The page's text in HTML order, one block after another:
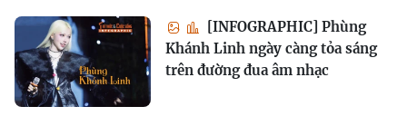
[INFOGRAPHIC] Phùng
Khánh Linh ngày càng tỏa sáng
trên đường đua âm nhạc